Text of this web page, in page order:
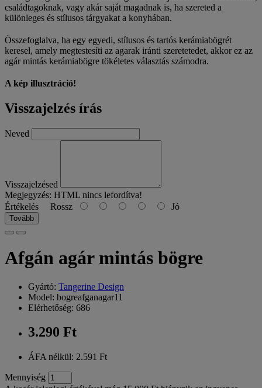
családtagoknak, vagy akár saját magadnak is, ha szereted a
különleges és stílusos tárgyakat a konyhában.
Összefoglalva, ha egy egyedi, stílusos és tartós kerámiabögrét
keresel, amely megtestesíti az agarak iránti szeretetedet, akkor ez az
agár mintás kerámiabögre tökéletes választás számodra.
A kép illusztráció!
Visszajelzés írás
Neved
Visszajelzésed
Megjegyzés: HTML nincs lefordítva!
Értékelés Rossz Jó
Tovább
Afgán agár mintás bögre
Gyártó: Tangerine Design
Model: bogreafganagar11
Elérhetőség: 686
3.290 Ft
ÁFA nélkül: 2.591 Ft
Mennyiség